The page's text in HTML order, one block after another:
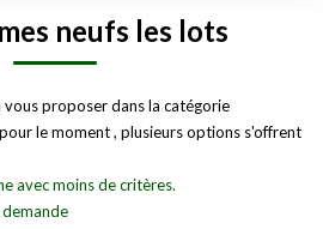
VOTRE RECHERCHE
REJOINDRE
CONTACT
Plus de critères
Créer une
alerte
neufs les lots
vous proposer dans la catégorie
le moment , plusieurs options s'offrent
avec moins de critères.